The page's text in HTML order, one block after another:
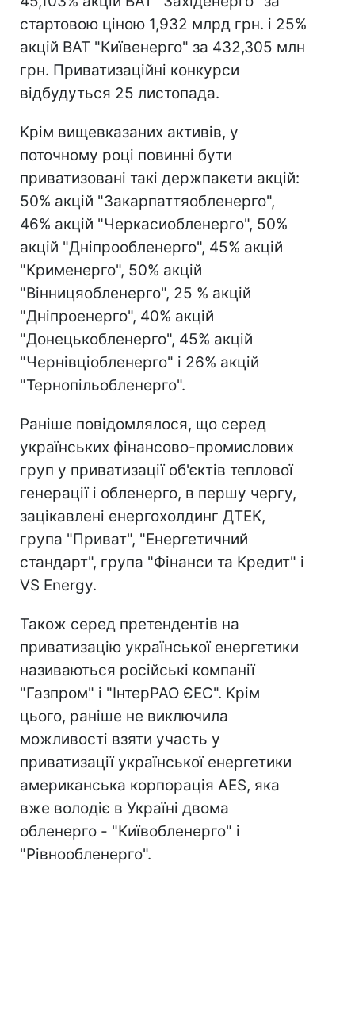
стартовою ціною 1,932 млрд грн. і 25%
акцій ВАТ "Київенерго" за 432,305 млн
грн. Приватизаційні конкурси
відбудуться 25 листопада.
Крім вищевказаних активів, у
поточному році повинні бути
приватизовані такі держпакети акцій:
50% акцій "Закарпаттяобленерго",
46% акцій "Черкасиобленерго", 50%
акцій "Дніпрообленерго", 45% акцій
"Крименерго", 50% акцій
"Вінницяобленерго", 25 % акцій
"Дніпроенерго", 40% акцій
"Донецькобленерго", 45% акцій
"Чернівціобленерго" і 26% акцій
"Тернопільобленерго".
Раніше повідомлялося, що серед
українських фінансово-промислових
груп у приватизації об'єктів теплової
генерації і обленерго, в першу чергу,
зацікавлені енергохолдинг ДТЕК,
група "Приват", "Енергетичний
стандарт", група "Фінанси та Кредит" і
VS Energy.
Також серед претендентів на
приватизацію української енергетики
називаються російські компанії
"Газпром" і "ІнтерРАО ЄЕС". Крім
цього, раніше не виключила
можливості взяти участь у
приватизації української енергетики
американська корпорація AES, яка
вже володіє в Україні двома
обленерго - "Київобленерго" і
"Рівнообленерго".